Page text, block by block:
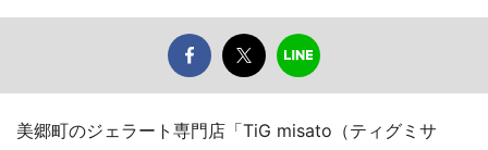
美郷町のジェラート専門店「TiG misato（ティグミサ